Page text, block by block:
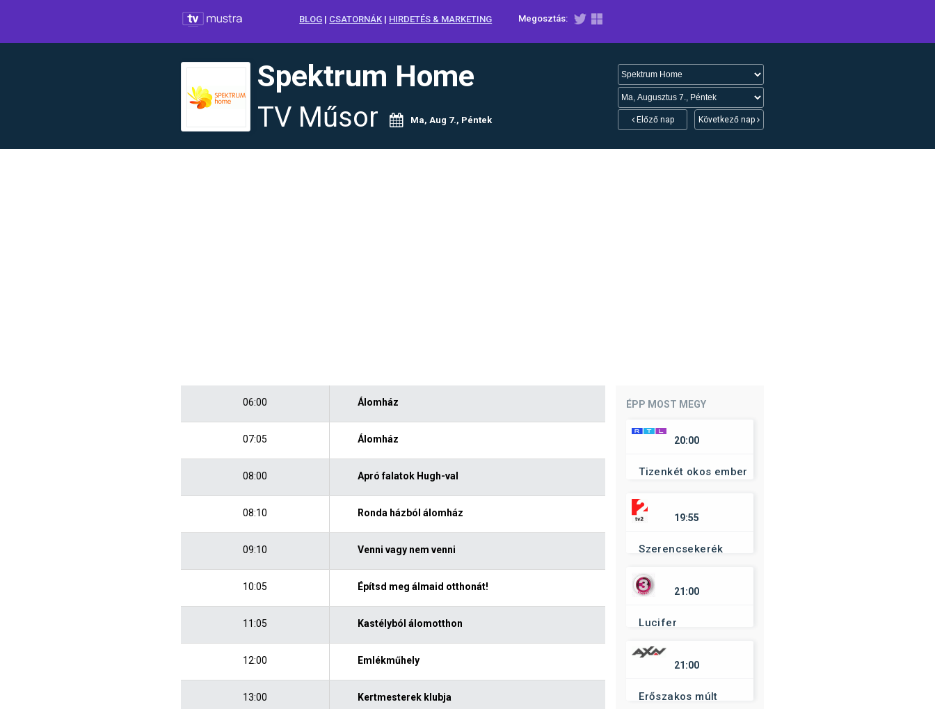
Megosztás:
BLOG | CSATORNÁK | HIRDETÉS & MARKETING
Spektrum Home
TV Műsor Ma, Aug 7., Péntek Előző nap Következő nap
06:00 Álomház
07:05 Álomház
08:00 Apró falatok Hugh-val
08:10 Ronda házból álomház
09:10 Venni vagy nem venni
10:05 Építsd meg álmaid otthonát!
11:05 Kastélyból álomotthon
12:00 Emlékműhely
13:00 Kertmesterek klubja
ÉPP MOST MEGY
20:00
Tizenkét okos ember
19:55
Szerencsekerék
21:00
Lucifer
21:00
Erőszakos múlt